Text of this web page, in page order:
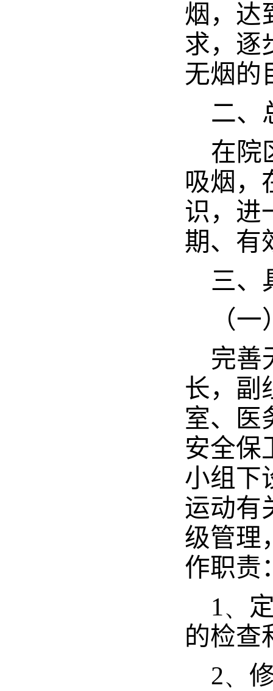
烟，达
求，逐
无烟的
二、
在院
吸烟，
识，进
期、有
三、
（
完善
长，副
室、医
安全保
小组下
运动有
级管理
作职责
1、
的检查
2、